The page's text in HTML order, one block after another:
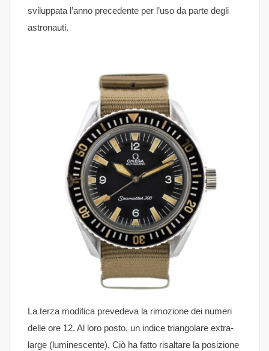
sviluppata l’anno precedente per l’uso da parte degli
astronauti.
La terza modifica prevedeva la rimozione dei numeri
delle ore 12. Al loro posto, un indice triangolare extra-
large (luminescente). Ciò ha fatto risaltare la posizione